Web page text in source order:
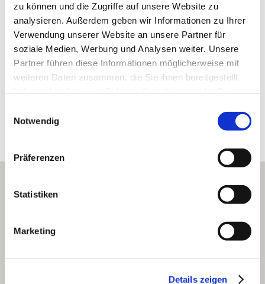
zu können und die Zugriffe auf unsere Website zu
analysieren. Außerdem geben wir Informationen zu Ihrer
Verwendung unserer Website an unsere Partner für
soziale Medien, Werbung und Analysen weiter. Unsere
Partner führen diese Informationen möglicherweise mit
weiteren Daten zusammen, die Sie ihnen bereitgestellt
Notwendig
Präferenzen
Statistiken
Marketing
Details zeigen
LÖSS/PARARENDZINA
MERGEL/PARARENDZINA